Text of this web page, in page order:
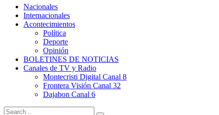
Nacionales
Internacionales
Acontecimientos
Política
Deporte
Opinión
BOLETINES DE NOTICIAS
Canales de TV y Radio
Montecristi Digital Canal 8
Frontera Visión Canal 32
Dajabon Canal 6